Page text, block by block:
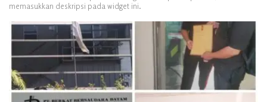
memasukkan deskripsi pada widget ini.